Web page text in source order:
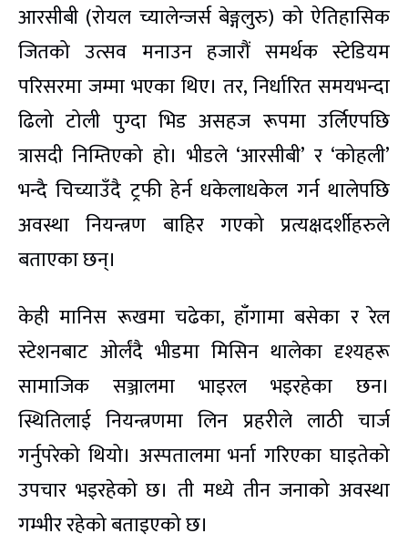
आरसीबी (रोयल च्यालेन्जर्स बेङ्गलुरु) को ऐतिहासिक
जितको उत्सव मनाउन हजारौं समर्थक स्टेडियम
परिसरमा जम्मा भएका थिए। तर, निर्धारित समयभन्दा
ढिलो टोली पुग्दा भिड असहज रूपमा उर्लिएपछि
त्रासदी निम्तिएको हो। भीडले ‘आरसीबी’ र ‘कोहली’
भन्दै चिच्याउँदै ट्रफी हेर्न धकेलाधकेल गर्न थालेपछि
अवस्था नियन्त्रण बाहिर गएको प्रत्यक्षदर्शीहरुले
बताएका छन्।
केही मानिस रूखमा चढेका, हाँगामा बसेका र रेल
स्टेशनबाट ओर्लंदै भीडमा मिसिन थालेका दृश्यहरू
सामाजिक सञ्जालमा भाइरल भइरहेका छन।
स्थितिलाई नियन्त्रणमा लिन प्रहरीले लाठी चार्ज
गर्नुपरेको थियो। अस्पतालमा भर्ना गरिएका घाइतेको
उपचार भइरहेको छ। ती मध्ये तीन जनाको अवस्था
गम्भीर रहेको बताइएको छ।